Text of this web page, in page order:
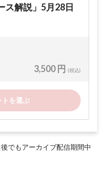
ス解説」5月28日
3,500 円 (税込)
トを選ぶ
でもアーカイブ配信期間中